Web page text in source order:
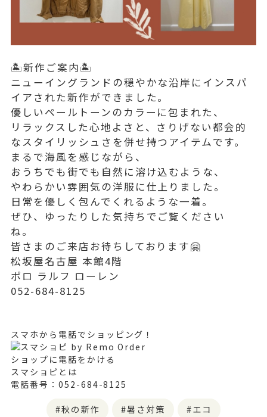
🏝️新作ご案内🏝️
ニューイングランドの穏やかな沿岸にインスパ
イアされた新作ができました。
優しいペールトーンのカラーに包まれた、
リラックスした心地よさと、さりげない都会的
なスタイリッシュさを併せ持つアイテムです。
まるで海風を感じながら、
おうちでも街でも自然に溶け込むような、
やわらかい雰囲気の洋服に仕上りました。
日常を優しく包んでくれるような一着。
ぜひ、ゆったりした気持ちでご覧ください
ね。
皆さまのご来店お待ちしております🤗
松坂屋名古屋 本館4階
ポロ ラルフ ローレン
052-684-8125
スマホから電話でショッピング！
ショップに電話をかける
スマショピとは
電話番号：052-684-8125
秋の新作 暑さ対策 エコ